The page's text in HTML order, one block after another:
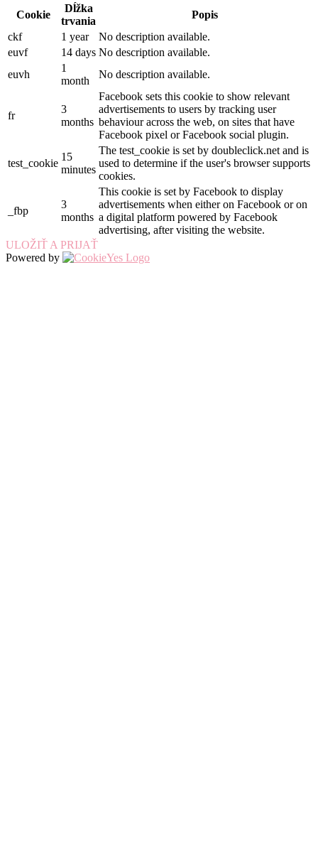
Cookie
Dĺžka
trvania
Popis
ckf
1 year
No description available.
euvf
14 days No description available.
euvh
1
month
No description available.
fr
3
months
Facebook sets this cookie to show relevant
advertisements to users by tracking user
behaviour across the web, on sites that have
Facebook pixel or Facebook social plugin.
test_cookie
15
minutes
The test_cookie is set by doubleclick.net and is
used to determine if the user's browser supports
cookies.
_fbp
3
months
This cookie is set by Facebook to display
advertisements when either on Facebook or on
a digital platform powered by Facebook
advertising, after visiting the website.
ULOŽIŤ A PRIJAŤ
Powered by